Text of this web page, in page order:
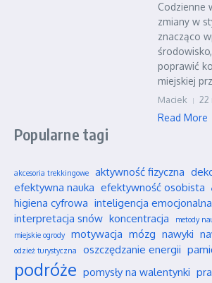
Codzienne
zmiany w
znacząco
poprawić
miejskiej
Maciek 22
Read More
Popularne tagi
akcesoria trekkingowe aktywność fizyczna
efektywna nauka efektywność osobista
higiena cyfrowa inteligencja emocjonalna
interpretacja snów koncentracja
metody
miejskie ogrody
motywacja mózg nawyki
odzież turystyczna oszczędzanie energii
podróże pomysły na walentynki